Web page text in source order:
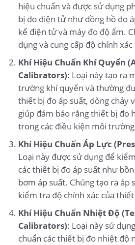
hiệu chuẩn và được sử dụng
bị đo điện tử như đồng hồ đo
kế điện tử và máy đo độ ẩm.
dụng và cung cấp độ chính xác
Khí Hiệu Chuẩn Khí Quyển
Calibrators): Loại này tạo ra
trường khí quyển và thường
thiết bị đo áp suất, dòng chảy
giúp đảm bảo rằng thiết bị đo
trong các điều kiện môi
Khí Hiệu Chuẩn Áp Lực
Loại này được sử dụng để
các thiết bị đo áp suất như
bơm áp suất. Chúng tạo ra áp
kiểm tra độ chính xác của
Khí Hiệu Chuẩn Nhiệt Độ
Calibrators): Loại này sử
chuẩn các thiết bị đo nhiệt độ